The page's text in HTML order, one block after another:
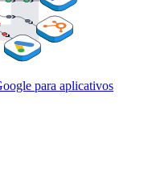
para aplicativos